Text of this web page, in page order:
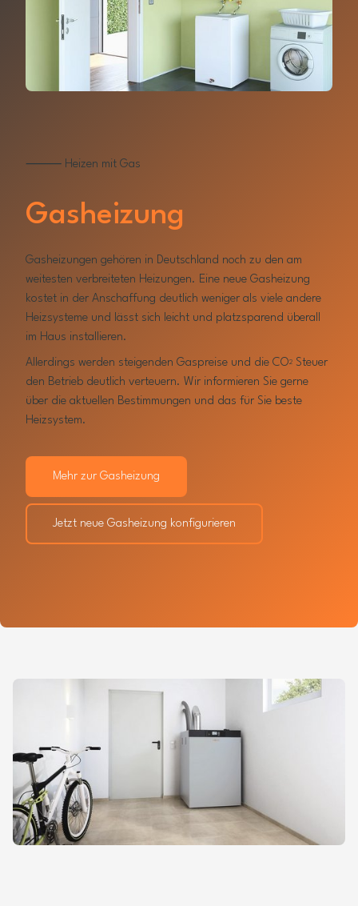
⸻ Heizen mit Gas
Gasheizung
Gasheizungen gehören in Deutschland noch zu den am
weitesten verbreiteten Heizungen. Eine neue Gasheizung
kostet in der Anschaffung deutlich weniger als viele andere
Heizsysteme und lässt sich leicht und platzsparend überall
im Haus installieren.
Allerdings werden steigenden Gaspreise und die CO2
Steuer
den Betrieb deutlich verteuern. Wir informieren Sie gerne
über die aktuellen Bestimmungen und das für Sie beste
Heizsystem.
Mehr zur Gasheizung
Jetzt neue Gasheizung konfigurieren